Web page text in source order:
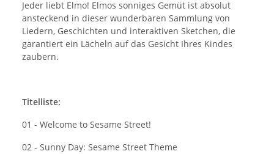
Jeder liebt Elmo! Elmos sonniges Gemüt ist absolut
ansteckend in dieser wunderbaren Sammlung von
Liedern, Geschichten und interaktiven Sketchen, die
garantiert ein Lächeln auf das Gesicht Ihres Kindes
zaubern.
Titelliste:
01 - Welcome to Sesame Street!
02 - Sunny Day: Sesame Street Theme